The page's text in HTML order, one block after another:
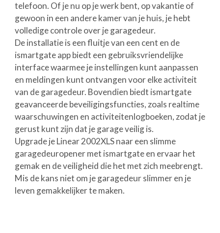
telefoon. Of je nu op je werk bent, op vakantie of
gewoon in een andere kamer van je huis, je hebt
volledige controle over je garagedeur.
De installatie is een fluitje van een cent en de
ismartgate app biedt een gebruiksvriendelijke
interface waarmee je instellingen kunt aanpassen
en meldingen kunt ontvangen voor elke activiteit
van de garagedeur. Bovendien biedt ismartgate
geavanceerde beveiligingsfuncties, zoals realtime
waarschuwingen en activiteitenlogboeken, zodat je
gerust kunt zijn dat je garage veilig is.
Upgrade je Linear 2002XLS naar een slimme
garagedeuropener met ismartgate en ervaar het
gemak en de veiligheid die het met zich meebrengt.
Mis de kans niet om je garagedeur slimmer en je
leven gemakkelijker te maken.